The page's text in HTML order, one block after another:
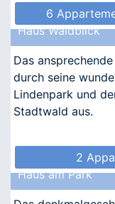
6
Haus Waldblick
Das
durch seine
Lindenpark und
Stadtwald aus.
2
Haus am Park